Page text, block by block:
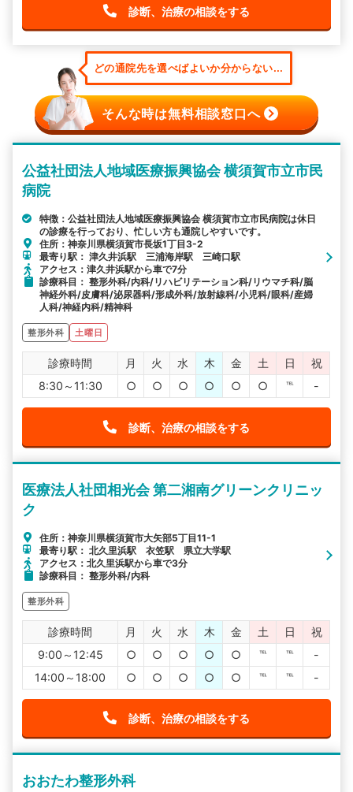
診断、治療の相談をする
どの通院先を選べばよいか分からない...
そんな時は無料相談窓口へ
公益社団法人地域医療振興協会 横須賀市立市民
病院
特徴：公益社団法人地域医療振興協会 横須賀市立市民病院は休日
の診療を行っており、忙しい方も通院しやすいです。
住所：神奈川県横須賀市長坂1丁目3-2
最寄り駅： 津久井浜駅 三浦海岸駅 三崎口駅
アクセス：津久井浜駅から車で7分
診療科目： 整形外科/内科/リハビリテーション科/リウマチ科/脳
神経外科/皮膚科/泌尿器科/形成外科/放射線科/小児科/眼科/産婦
人科/神経内科/精神科
整形外科 土曜日
診療時間 月 火 水 木 金 土 日
祝
8:30～11:30
○ ○ ○ ○ ○ ○ ℡ -
診断、治療の相談をする
医療法人社団相光会 第二湘南グリーンクリニッ
ク
住所：神奈川県横須賀市大矢部5丁目11-1
最寄り駅： 北久里浜駅 衣笠駅 県立大学駅
アクセス：北久里浜駅から車で3分
診療科目： 整形外科/内科
整形外科
診療時間 月 火 水 木 金 土 日
祝
9:00～12:45
○ ○ ○ ○ ○ ℡ ℡
-
14:00～18:00
○ ○ ○ ○ ○ ℡ ℡ -
診断、治療の相談をする
おおたわ整形外科